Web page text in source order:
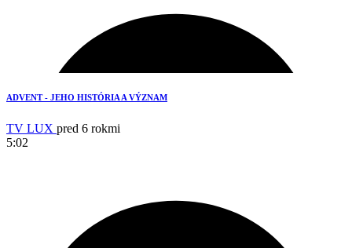
ADVENT - JEHO HISTÓRIA A VÝZNAM
TV LUX pred 6 rokmi
5:02